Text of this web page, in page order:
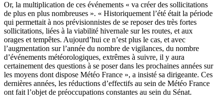
Or, la multiplication de ces événements « va créer des sollicitations
de plus en plus nombreuses ». « Historiquement l’été était la période
qui permettait à nos prévisionnistes de se reposer des très fortes
sollicitations, liées à la viabilité hivernale sur les routes, et aux
orages et tempêtes. Aujourd’hui ce n’est plus le cas, et avec
l’augmentation sur l’année du nombre de vigilances, du nombre
d’événements météorologiques, extrêmes à suivre, il y aura
certainement des questions à se poser dans les prochaines années sur
les moyens dont dispose Météo France », a insisté sa dirigeante. Ces
dernières années, les réductions d’effectifs au sein de Météo France
ont fait l’objet de préoccupations constantes au sein du Sénat.